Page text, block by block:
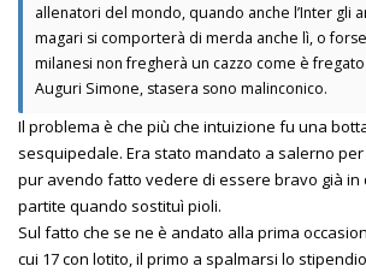
allenatori del mondo, quando anche l’Inter gli
magari si comporterà di merda anche lì, o
milanesi non fregherà un cazzo come è fregato
Auguri Simone, stasera sono malinconico.
Il problema è che più che intuizione fu una
sesquipedale. Era stato mandato a salerno
pur avendo fatto vedere di essere bravo già in
partite quando sostituì pioli.
Sul fatto che se ne è andato alla prima
cui 17 con lotito, il primo a spalmarsi lo